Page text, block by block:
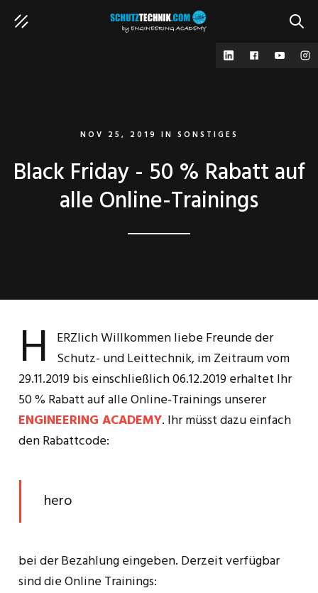
NOV 25, 2019 IN SONSTIGES
Black Friday - 50 % Rabatt auf
alle Online-Trainings
H ERZlich Willkommen liebe Freunde der
Schutz- und Leittechnik, im Zeitraum vom
29.11.2019 bis einschließlich 06.12.2019 erhaltet Ihr
50 % Rabatt auf alle Online-Trainings unserer
ENGINEERING ACADEMY. Ihr müsst dazu einfach
den Rabattcode:
hero
bei der Bezahlung eingeben. Derzeit verfügbar
sind die Online Trainings: